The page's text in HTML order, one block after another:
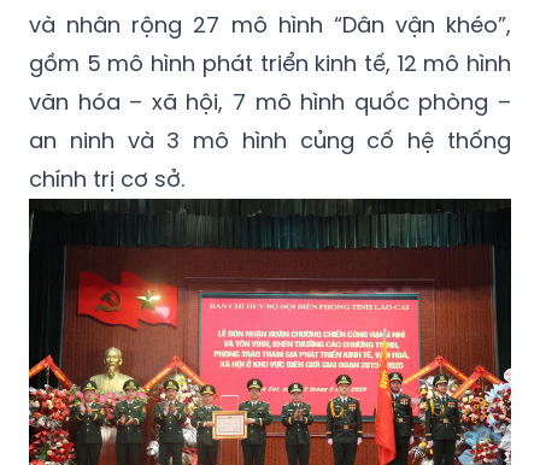
và nhân rộng 27 mô hình “Dân vận khéo”,
gồm 5 mô hình phát triển kinh tế, 12 mô hình
văn hóa – xã hội, 7 mô hình quốc phòng –
an ninh và 3 mô hình củng cố hệ thống
chính trị cơ sở.